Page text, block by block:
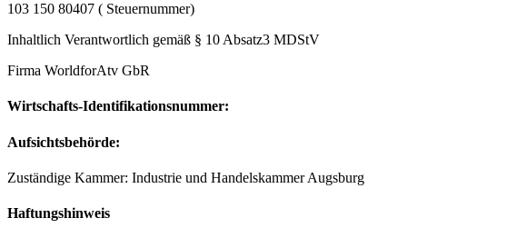
103 150 80407 ( Steuernummer)
Inhaltlich Verantwortlich gemäß § 10 Absatz3 MDStV
Firma WorldforAtv GbR
Wirtschafts-Identifikationsnummer:
Aufsichtsbehörde:
Zuständige Kammer: Industrie und Handelskammer Augsburg
Haftungshinweis